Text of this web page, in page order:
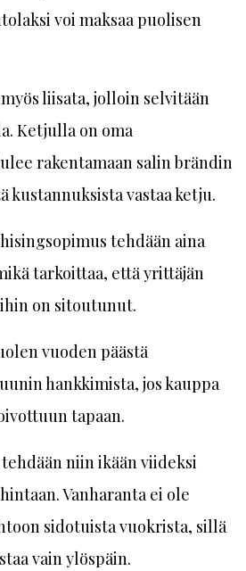
voi maksaa puolisen
liisata, jolloin selvitään
Ketjulla on oma
rakentamaan salin brändin
kustannuksista vastaa ketju.
tehdään aina
tarkoittaa, että yrittäjän
on sitoutunut.
vuoden päästä
hankkimista, jos kauppa
tapaan.
niin ikään viideksi
Vanharanta ei ole
sidotuista vuokrista, sillä
vain ylöspäin.